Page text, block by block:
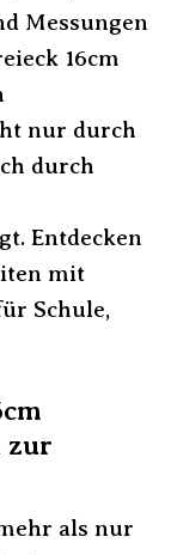
Messungen
16cm
nur durch
durch
Entdecken
mit
Schule,
zur
als nur